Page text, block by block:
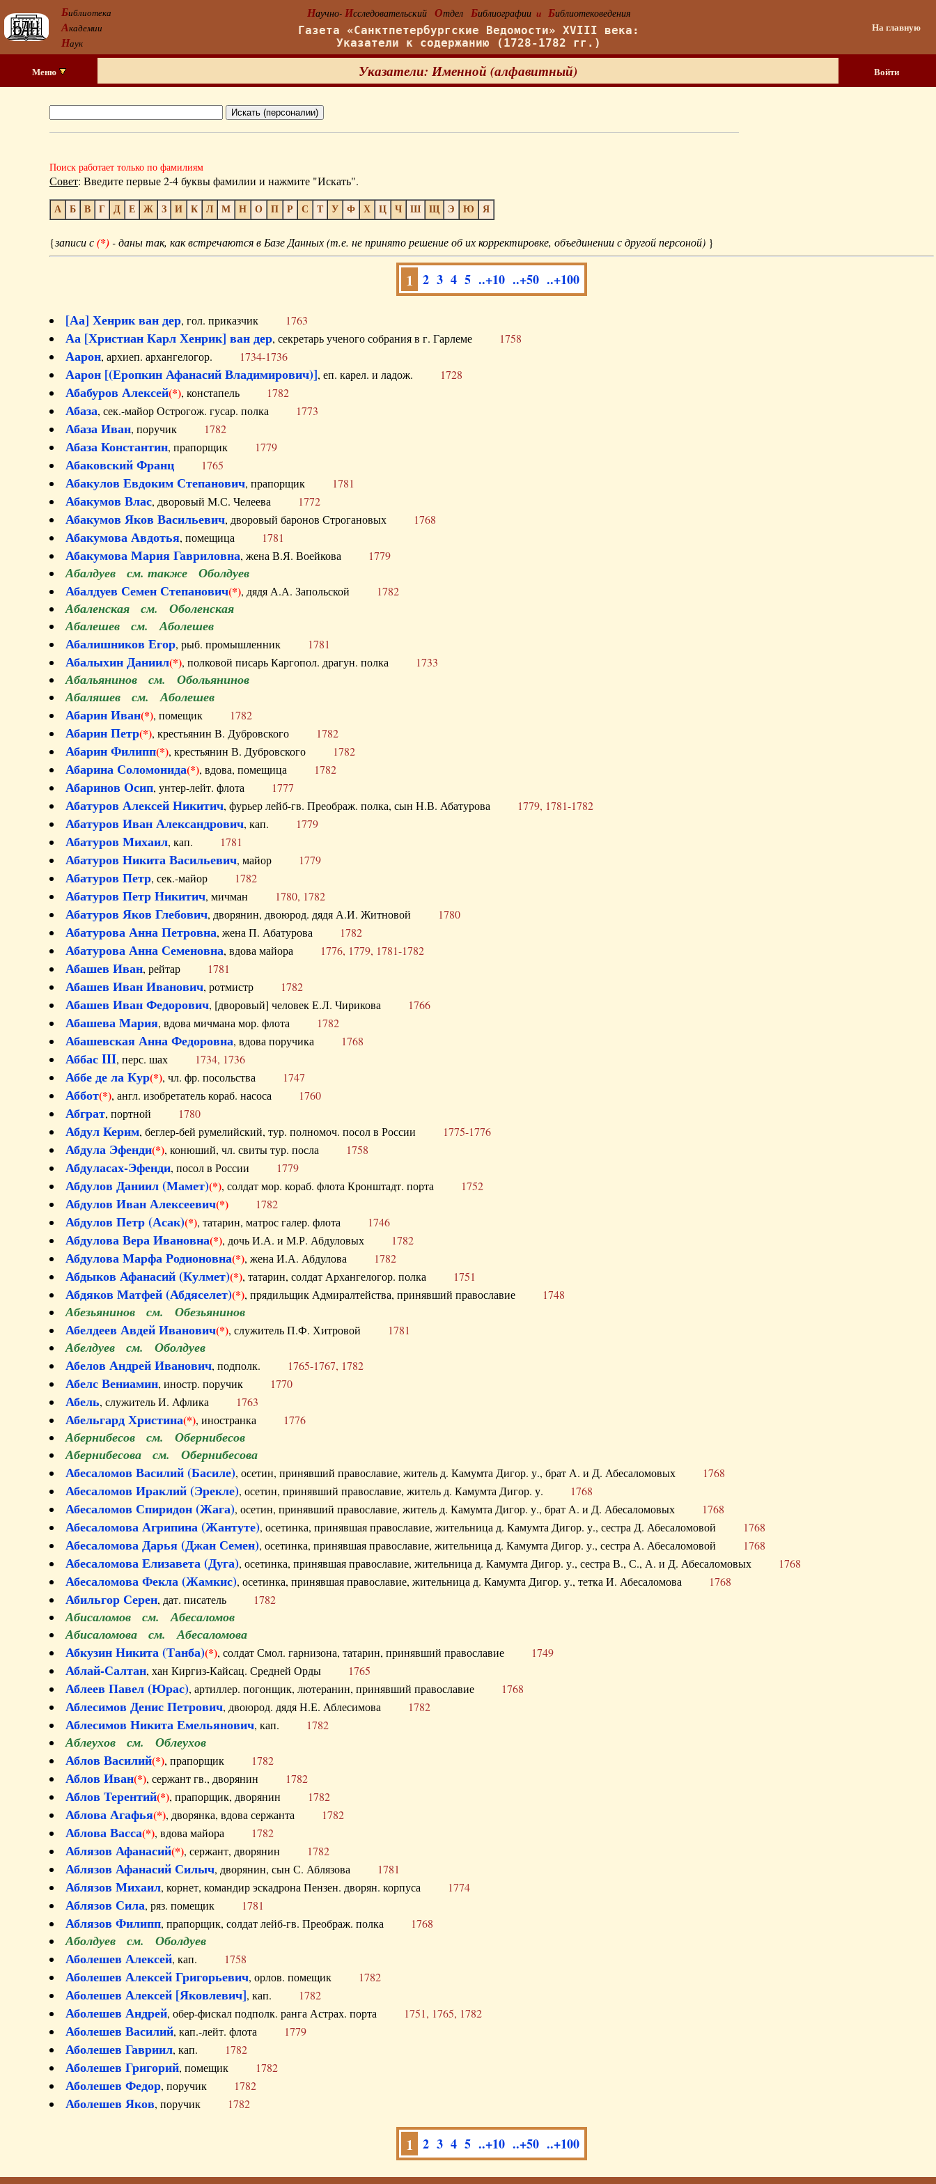
Библиотека
Академии
Наук
Научно- Исследовательский Отдел Библиографии и Библиотековедения
Газета «Санктпетербургские Ведомости» XVIII века:
Указатели к содержанию (1728-1782 гг.)
На главную
Меню Указатели: Именной (алфавитный) Войти
Поиск работает только по фамилиям
Совет: Введите первые 2-4 буквы фамилии и нажмите "Искать".
А Б В Г Д Е Ж З И К Л М Н О П Р С Т У Ф Х Ц Ч Ш Щ Э Ю Я
{записи с(*)- даны так, как встречаются в Базе Данных (т.е. не принято решение об их корректировке, объединении с другой персоной) }
1 2 3 4 5 ..+10 ..+50 ..+100
[Аа] Хенрик ван дер, гол. приказчик 1763
Аа [Христиан Карл Хенрик] ван дер, секретарь ученого собрания в г. Гарлеме 1758
Аарон, архиеп. архангелогор. 1734-1736
Аарон [(Еропкин Афанасий Владимирович)], еп. карел. и ладож. 1728
Абабуров Алексей(*), констапель 1782
Абаза, сек.-майор Острогож. гусар. полка 1773
Абаза Иван, поручик 1782
Абаза Константин, прапорщик 1779
Абаковский Франц 1765
Абакулов Евдоким Степанович, прапорщик 1781
Абакумов Влас, дворовый М.С. Челеева 1772
Абакумов Яков Васильевич, дворовый баронов Строгановых 1768
Абакумова Авдотья, помещица 1781
Абакумова Мария Гавриловна, жена В.Я. Воейкова 1779
Абалдуев см. также Оболдуев
Абалдуев Семен Степанович(*), дядя А.А. Запольской 1782
Абаленская см. Оболенская
Абалешев см. Аболешев
Абалишников Егор, рыб. промышленник 1781
Абалыхин Даниил(*), полковой писарь Каргопол. драгун. полка 1733
Абальянинов см. Обольянинов
Абаляшев см. Аболешев
Абарин Иван(*), помещик 1782
Абарин Петр(*), крестьянин В. Дубровского 1782
Абарин Филипп(*), крестьянин В. Дубровского 1782
Абарина Соломонида(*), вдова, помещица 1782
Абаринов Осип, унтер-лейт. флота 1777
Абатуров Алексей Никитич, фурьер лейб-гв. Преображ. полка, сын Н.В. Абатурова 1779, 1781-1782
Абатуров Иван Александрович, кап. 1779
Абатуров Михаил, кап. 1781
Абатуров Никита Васильевич, майор 1779
Абатуров Петр, сек.-майор 1782
Абатуров Петр Никитич, мичман 1780, 1782
Абатуров Яков Глебович, дворянин, двоюрод. дядя А.И. Житновой 1780
Абатурова Анна Петровна, жена П. Абатурова 1782
Абатурова Анна Семеновна, вдова майора 1776, 1779, 1781-1782
Абашев Иван, рейтар 1781
Абашев Иван Иванович, ротмистр 1782
Абашев Иван Федорович, [дворовый] человек Е.Л. Чирикова 1766
Абашева Мария, вдова мичмана мор. флота 1782
Абашевская Анна Федоровна, вдова поручика 1768
Аббас III, перс. шах 1734, 1736
Аббе де ла Кур(*), чл. фр. посольства 1747
Аббот(*), англ. изобретатель кораб. насоса 1760
Абграт, портной 1780
Абдул Керим, беглер-бей румелийский, тур. полномоч. посол в России 1775-1776
Абдула Эфенди(*), конюший, чл. свиты тур. посла 1758
Абдуласах-Эфенди, посол в России 1779
Абдулов Даниил (Мамет)(*), солдат мор. кораб. флота Кронштадт. порта 1752
Абдулов Иван Алексеевич(*) 1782
Абдулов Петр (Асак)(*), татарин, матрос галер. флота 1746
Абдулова Вера Ивановна(*), дочь И.А. и М.Р. Абдуловых 1782
Абдулова Марфа Родионовна(*), жена И.А. Абдулова 1782
Абдыков Афанасий (Кулмет)(*), татарин, солдат Архангелогор. полка 1751
Абдяков Матфей (Абдяселет)(*), прядильщик Адмиралтейства, принявший православие 1748
Абезьянинов см. Обезьянинов
Абелдеев Авдей Иванович(*), служитель П.Ф. Хитровой 1781
Абелдуев см. Оболдуев
Абелов Андрей Иванович, подполк. 1765-1767, 1782
Абелс Вениамин, иностр. поручик 1770
Абель, служитель И. Афлика 1763
Абельгард Христина(*), иностранка 1776
Абернибесов см. Обернибесов
Абернибесова см. Обернибесова
Абесаломов Василий (Басиле), осетин, принявший православие, житель д. Камумта Дигор. у., брат А. и Д. Абесаломовых 1768
Абесаломов Ираклий (Эрекле), осетин, принявший православие, житель д. Камумта Дигор. у. 1768
Абесаломов Спиридон (Жага), осетин, принявший православие, житель д. Камумта Дигор. у., брат А. и Д. Абесаломовых 1768
Абесаломова Агрипина (Жантуте), осетинка, принявшая православие, жительница д. Камумта Дигор. у., сестра Д. Абесаломовой 1768
Абесаломова Дарья (Джан Семен), осетинка, принявшая православие, жительница д. Камумта Дигор. у., сестра А. Абесаломовой 1768
Абесаломова Елизавета (Дуга), осетинка, принявшая православие, жительница д. Камумта Дигор. у., сестра В., С., А. и Д. Абесаломовых 1768
Абесаломова Фекла (Жамкис), осетинка, принявшая православие, жительница д. Камумта Дигор. у., тетка И. Абесаломова 1768
Абильгор Серен, дат. писатель 1782
Абисаломов см. Абесаломов
Абисаломова см. Абесаломова
Абкузин Никита (Танба)(*), солдат Смол. гарнизона, татарин, принявший православие 1749
Аблай-Салтан, хан Киргиз-Кайсац. Средней Орды 1765
Аблеев Павел (Юрас), артиллер. погонщик, лютеранин, принявший православие 1768
Аблесимов Денис Петрович, двоюрод. дядя Н.Е. Аблесимова 1782
Аблесимов Никита Емельянович, кап. 1782
Аблеухов см. Облеухов
Аблов Василий(*), прапорщик 1782
Аблов Иван(*), сержант гв., дворянин 1782
Аблов Терентий(*), прапорщик, дворянин 1782
Аблова Агафья(*), дворянка, вдова сержанта 1782
Аблова Васса(*), вдова майора 1782
Аблязов Афанасий(*), сержант, дворянин 1782
Аблязов Афанасий Силыч, дворянин, сын С. Аблязова 1781
Аблязов Михаил, корнет, командир эскадрона Пензен. дворян. корпуса 1774
Аблязов Сила, ряз. помещик 1781
Аблязов Филипп, прапорщик, солдат лейб-гв. Преображ. полка 1768
Аболдуев см. Оболдуев
Аболешев Алексей, кап. 1758
Аболешев Алексей Григорьевич, орлов. помещик 1782
Аболешев Алексей [Яковлевич], кап. 1782
Аболешев Андрей, обер-фискал подполк. ранга Астрах. порта 1751, 1765, 1782
Аболешев Василий, кап.-лейт. флота 1779
Аболешев Гавриил, кап. 1782
Аболешев Григорий, помещик 1782
Аболешев Федор, поручик 1782
Аболешев Яков, поручик 1782
1 2 3 4 5 ..+10 ..+50 ..+100